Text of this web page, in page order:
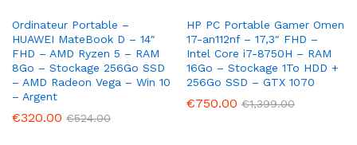
Ordinateur Portable –
HUAWEI MateBook D – 14″
FHD – AMD Ryzen 5 – RAM
8Go – Stockage 256Go SSD
– AMD Radeon Vega – Win 10
– Argent
€320.00 €524.00
HP PC Portable Gamer Omen
17-an112nf – 17,3″ FHD –
Intel Core i7-8750H – RAM
16Go – Stockage 1To HDD +
256Go SSD – GTX 1070
€750.00 €1,399.00